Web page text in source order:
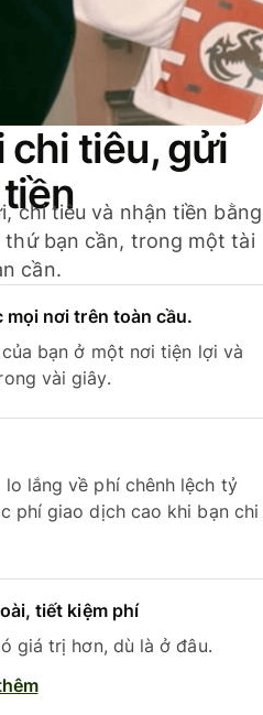
chi tiêu, gửi
chi tiêu và nhận tiền bằng
bạn cần, trong một tài
cần.
mọi nơi trên toàn cầu.
bạn ở một nơi tiện lợi và
vài giây.
lắng về phí chênh lệch tỷ
phí giao dịch cao khi bạn chi
tiết kiệm phí
giá trị hơn, dù là ở đâu.